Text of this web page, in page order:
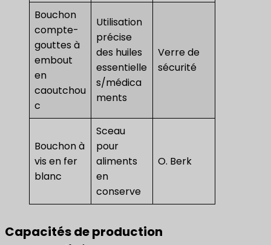
Bouchon
compte-
gouttes à
embout
en
caoutchou
c
Utilisation
précise
des huiles
essentielle
s/médica
ments
Verre de
sécurité
Bouchon à
vis en fer
blanc
Sceau
pour
aliments
en
conserve
O. Berk
Capacités de production